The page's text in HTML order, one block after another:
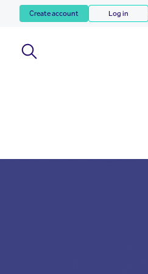
Log in
Create account